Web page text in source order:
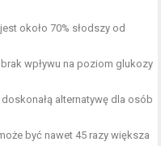
około 70% słodszy od
wpływu na poziom glukozy
alternatywę dla osób
być nawet 45 razy większa